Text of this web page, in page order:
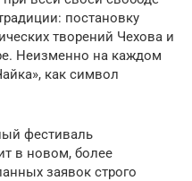
постановку
творений Чехова и
Неизменно на каждом
как символ
фестиваль
в новом, более
заявок строго